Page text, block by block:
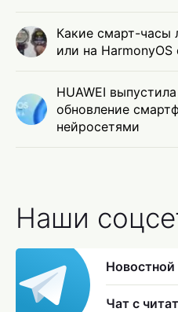
Какие смарт-часы
или на HarmonyOS
HUAWEI
обновление
нейросетями
Наши
Новостной
Чат с